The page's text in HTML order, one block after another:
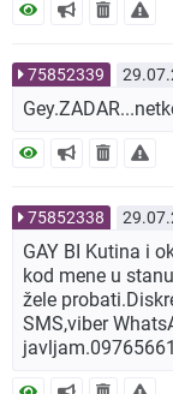
75852339
75852338
GAY BI Kutina i
kod mene u
žele
SMS,viber